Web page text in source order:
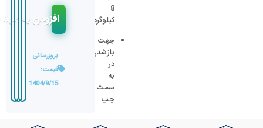
8
کیلوگرم
جهت
بازشدن
در
به
سمت
چپ
افزودن به
بروزرسانی
قیمت:
1404/9/15